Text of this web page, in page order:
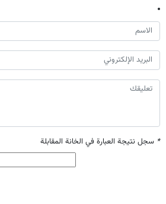
* سجل نتيجة العبارة في الخانة المقابلة